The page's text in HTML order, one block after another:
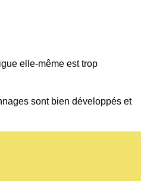
elle-même est trop
sont bien développés et